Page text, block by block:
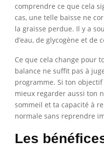
comprendre ce que cela
cas, une telle baisse ne
la graisse perdue. Il y a
d’eau, de glycogène et de
Ce que cela change pour
balance ne suffit pas à
programme. Si ton
mieux regarder aussi ton
sommeil et ta capacité à
normale sans reprendre
Les